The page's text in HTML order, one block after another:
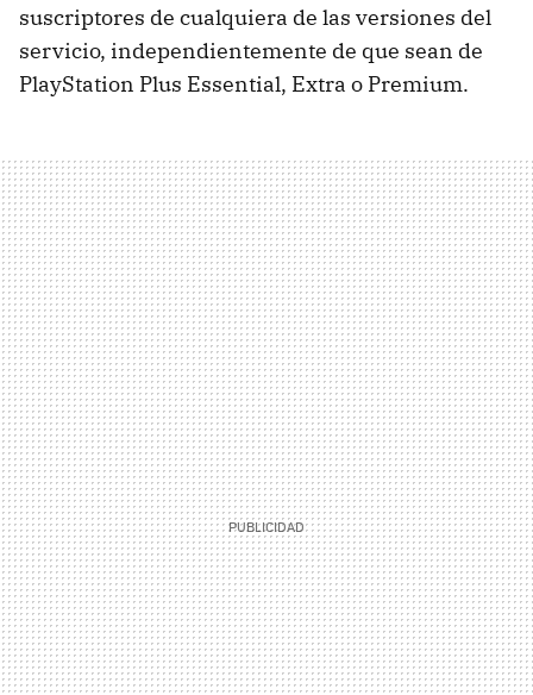
suscriptores de cualquiera de las versiones del
servicio, independientemente de que sean de
PlayStation Plus Essential, Extra o Premium.